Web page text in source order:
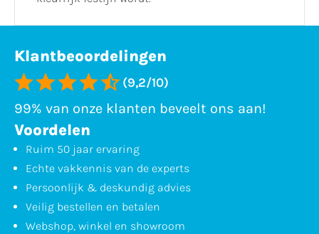
Klantbeoordelingen
(9,2/10)
99% van onze klanten beveelt ons aan!
Voordelen
Ruim 50 jaar ervaring
Echte vakkennis van de experts
Persoonlijk & deskundig advies
Veilig bestellen en betalen
Webshop, winkel en showroom